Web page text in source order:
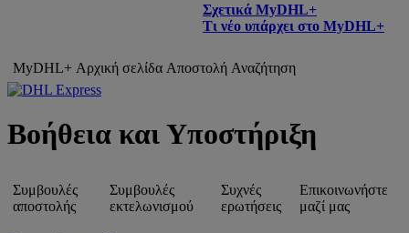
Σχετικά MyDHL+
Τι νέο υπάρχει στο MyDHL+
MyDHL+ Αρχική σελίδα Αποστολή Αναζήτηση
Βοήθεια και Υποστήριξη
Συμβουλές
αποστολής
Συμβουλές
εκτελωνισμού
Συχνές
ερωτήσεις
Επικοινωνήστε
μαζί μας